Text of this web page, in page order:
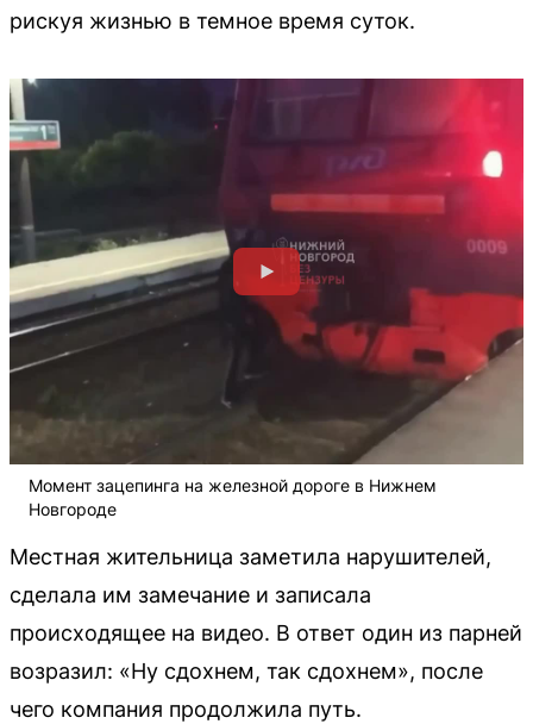
рискуя жизнью в темное время суток.
Момент зацепинга на железной дороге в Нижнем
Новгороде
Местная жительница заметила нарушителей,
сделала им замечание и записала
происходящее на видео. В ответ один из парней
возразил: «Ну сдохнем, так сдохнем», после
чего компания продолжила путь.